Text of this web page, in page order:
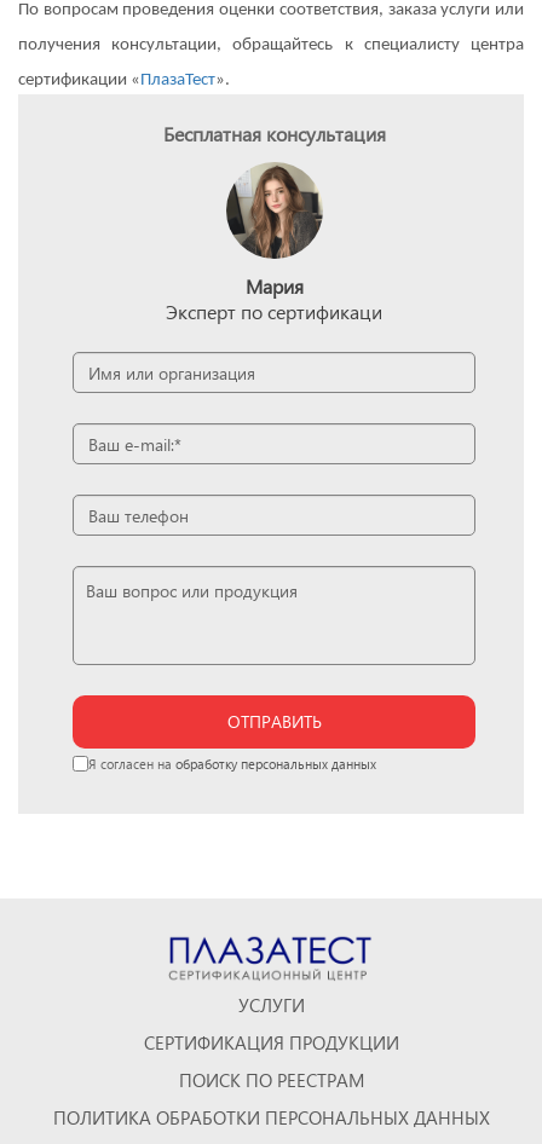
По вопросам проведения оценки соответствия, заказа услуги или
получения консультации, обращайтесь к специалисту центра
сертификации «ПлазаТест».
Бесплатная консультация
Мария
Эксперт по сертификаци
ОТПРАВИТЬ
Я согласен на обработку персональных данных
УСЛУГИ
СЕРТИФИКАЦИЯ ПРОДУКЦИИ
ПОИСК ПО РЕЕСТРАМ
ПОЛИТИКА ОБРАБОТКИ ПЕРСОНАЛЬНЫХ ДАННЫХ